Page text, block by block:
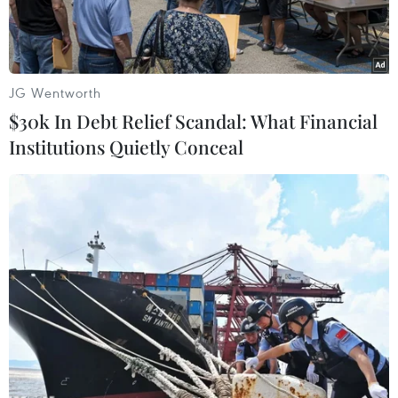
Ảnh minh họa. (Nguồn: Vietnam+)
Sau phiên giao dịch mất tới hơn 31 điểm hôm
qua (11/4), chỉ số VN-Index ngày 12/4 đã tìm lại
sắc xanh và hồi phục về mốc 1.170 điểm.
Trên sàn HoSE đầu giờ sáng, chỉ số VN-Index
JG Wentworth
$30k In Debt Relief Scandal: What Financial
Institutions Quietly Conceal